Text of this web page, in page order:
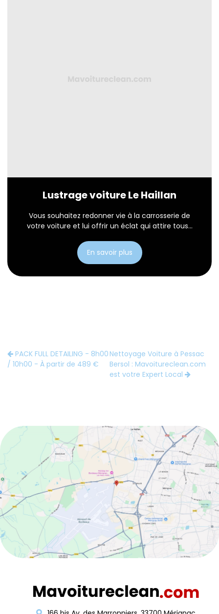
Lustrage voiture Le Haillan
Vous souhaitez redonner vie à la carrosserie de
votre voiture et lui offrir un éclat qui attire tous...
En savoir plus
PACK FULL DETAILING - 8h00
/ 10h00 - À partir de 489 €
Nettoyage Voiture à Pessac
Bersol : Mavoitureclean.com
est votre Expert Local